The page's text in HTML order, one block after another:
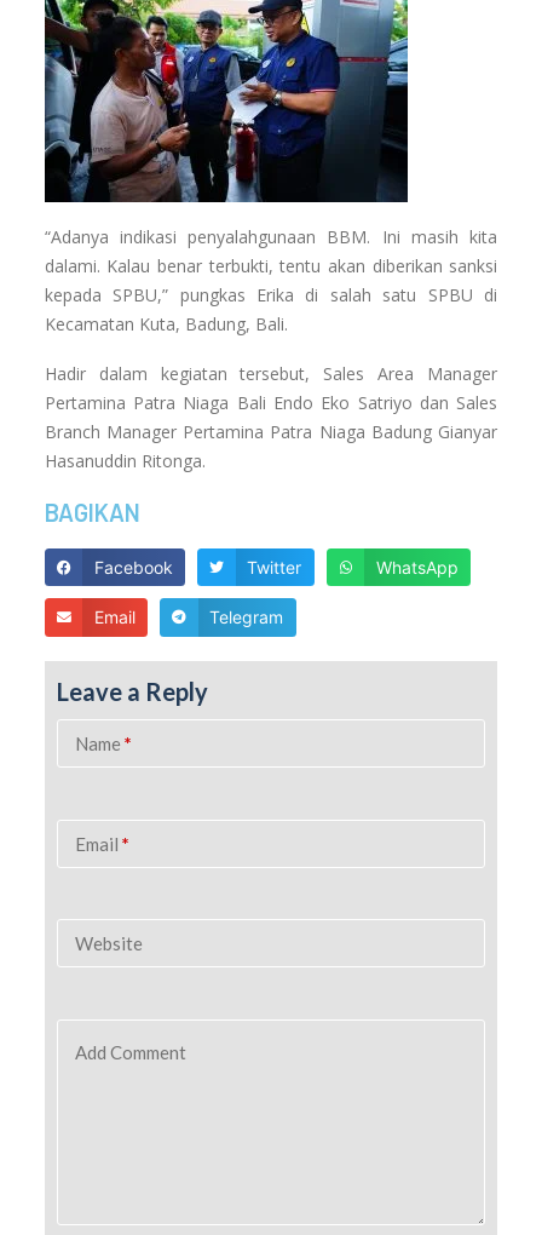
“Adanya indikasi penyalahgunaan BBM. Ini masih kita
dalami. Kalau benar terbukti, tentu akan diberikan sanksi
kepada SPBU,” pungkas Erika di salah satu SPBU di
Kecamatan Kuta, Badung, Bali.
Hadir dalam kegiatan tersebut, Sales Area Manager
Pertamina Patra Niaga Bali Endo Eko Satriyo dan Sales
Branch Manager Pertamina Patra Niaga Badung Gianyar
Hasanuddin Ritonga.
BAGIKAN
Facebook Twitter WhatsApp
Email Telegram
Leave a Reply
Name *
Email *
Website
Add Comment